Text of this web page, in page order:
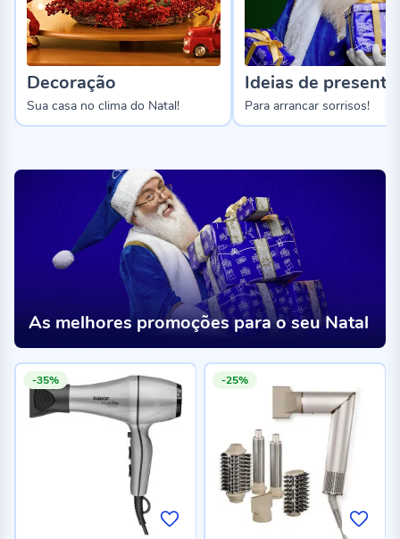
Decoração
Sua casa no clima do Natal!
Ideias de
Para arrancar sorrisos!
As melhores promoções para o seu Natal
-35% -25%